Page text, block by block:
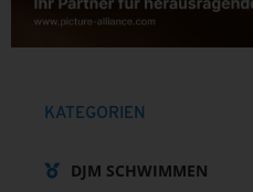
KATEGORIEN
DJM SCHWIMMEN